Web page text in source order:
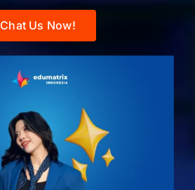
Chat Us Now!